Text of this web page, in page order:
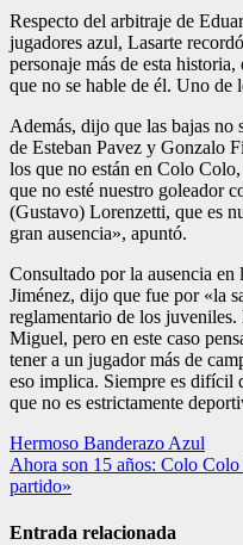
Respecto del arbitraje de
jugadores azul, Lasarte
personaje más de esta
que no se hable de él. Uno de
Además, dijo que las bajas no
de Esteban Pavez y Gonzalo
los que no están en Colo
que no esté nuestro goleador
(Gustavo) Lorenzetti, que es
gran ausencia», apuntó.
Consultado por la ausencia
Jiménez, dijo que fue por «la
reglamentario de los
Miguel, pero en este caso
tener a un jugador más de
eso implica. Siempre es difícil
que no es estrictamente
Navegación
de
Hermoso Banderazo Azul
Ahora son 15 años: Colo
partido»
Entrada relacionada